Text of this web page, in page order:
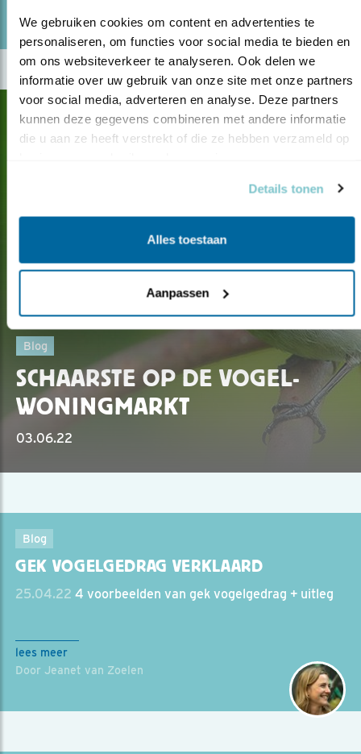
We gebruiken cookies om content en advertenties te
personaliseren, om functies voor social media te bieden en
om ons websiteverkeer te analyseren. Ook delen we
informatie over uw gebruik van onze site met onze partners
voor social media, adverteren en analyse. Deze partners
kunnen deze gegevens combineren met andere informatie
die u aan ze heeft verstrekt of die ze hebben verzameld op
Details tonen
Alles toestaan
Aanpassen
Blog
SCHAARSTE OP DE VOGEL-
WONINGMARKT
03.06.22
Blog
GEK VOGELGEDRAG VERKLAARD
25.04.22 4 voorbeelden van gek vogelgedrag + uitleg
lees meer
Door Jeanet van Zoelen